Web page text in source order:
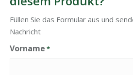
Füllen Sie das Formular aus und
Nachricht
Vorname *